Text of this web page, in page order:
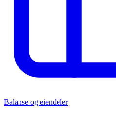
Balanse og eiendeler